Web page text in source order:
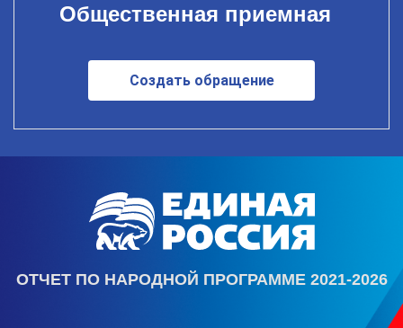
Общественная приемная
Создать обращение
ОТЧЕТ ПО НАРОДНОЙ ПРОГРАММЕ 2021-2026